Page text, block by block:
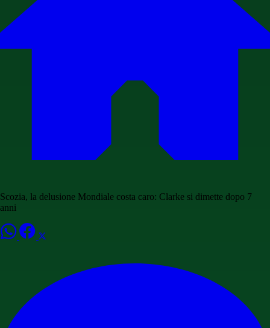
Scozia, la delusione Mondiale costa caro: Clarke si dimette dopo 7
anni